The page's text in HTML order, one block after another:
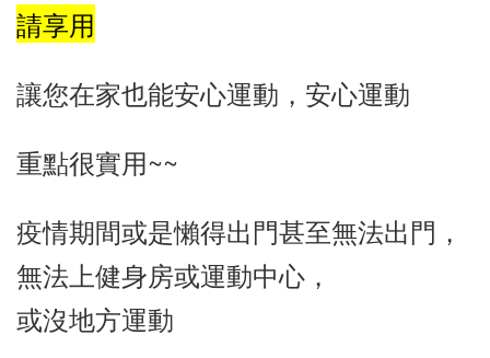
請享用
讓您在家也能安心運動，安心運動
重點很實用~~
疫情期間或是懶得出門甚至無法出門，
無法上健身房或運動中心，
或沒地方運動